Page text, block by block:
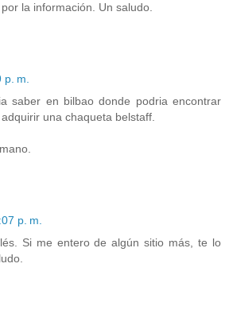
la información. Un saludo.
p. m.
saber en bilbao donde podria encontrar
una chaqueta belstaff.
p. m.
Si me entero de algún sitio más, te lo